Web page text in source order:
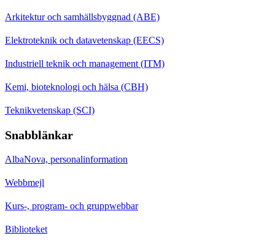
Arkitektur och samhällsbyggnad (ABE)
Elektroteknik och datavetenskap (EECS)
Industriell teknik och management (ITM)
Kemi, bioteknologi och hälsa (CBH)
Teknikvetenskap (SCI)
Snabblänkar
AlbaNova, personalinformation
Webbmejl
Kurs-, program- och gruppwebbar
Biblioteket